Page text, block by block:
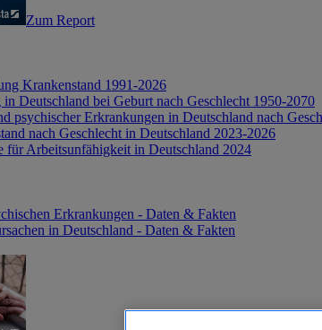
Zum Report
Krankenstand 1991-2026
Deutschland bei Geburt nach Geschlecht 1950-2070
psychischer Erkrankungen in Deutschland nach
nach Geschlecht in Deutschland 2023-2026
für Arbeitsunfähigkeit in Deutschland 2024
Erkrankungen - Daten & Fakten
in Deutschland - Daten & Fakten